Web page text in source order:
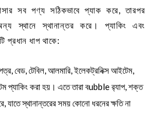
সব পণ্য সঠিকভাবে প্যাক করে, তারপর
স্থানে স্থানান্তর করে। প্যাকিং এবং
প্রধান ধাপ থাকে:
বেড, টেবিল, আলমারি, ইলেকট্রনিক্স আইটেম,
প্যাকিং করা হয়। এতে তারা বubble র‍্যাপ, শক্ত
যাতে স্থানান্তরের সময় কোনো ধরনের ক্ষতি না